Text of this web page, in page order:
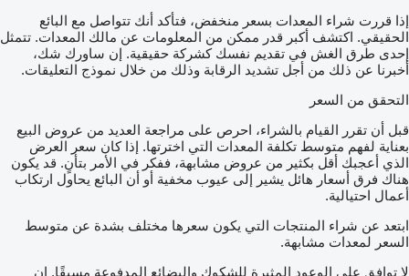
إذا قررت شراء المعدات بسعر منخفض، فتأكد أنك تتواصل مع البائع
الحقيقي. اكتشف أكبر قدر ممكن من المعلومات عن مالك المعدات. تتمثل
إحدى طرق الغش في تقديم نفسك كشركة حقيقية. إن ساورك شك،
أخبرنا عن ذلك من أجل تشديد الرقابة وذلك من خلال نموذج التعليقات.
التحقق من السعر
قبل أن تقرر القيام بالشراء، احرص على مراجعة العديد من عروض البيع
بعناية لفهم متوسط تكلفة المعدات التي اخترتها. إذا كان سعر العرض
الذي أعجبك أقل بكثير من عروض مشابهة، ففكر في الأمر بتأنٍ. قد يكون
هناك فرق أسعار هائل يشير إلى عيوب مخفية أو أن البائع يحاول ارتكاب
أعمال احتيالية.
ابتعد عن شراء المنتجات التي يكون سعرها مختلف بشدة عن متوسط
السعر لمعدات مشابهة.
لا توافق على الوعود المثيرة للشكوك والبضائع المدفوعة مسبقًا. إن